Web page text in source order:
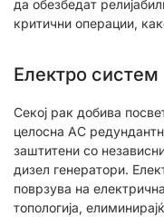
да обезбедат
критични операции,
Електро систем
Секој рак добива
целосна AC
заштитени со
дизел генератори.
поврзува на
топологија,